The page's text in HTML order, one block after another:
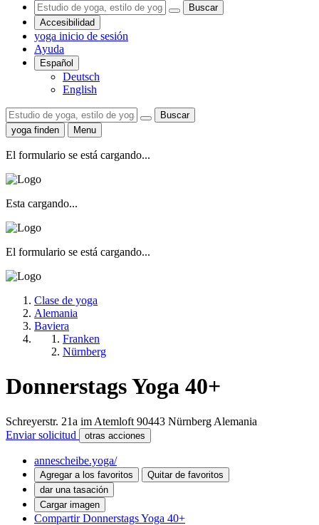
Buscar
Accesibilidad
yoga inicio de sesión
Ayuda
Español
Deutsch
English
Buscar
yoga finden
Menu
El formulario se está cargando...
Esta cargando...
El formulario se está cargando...
Clase de yoga
Alemania
Baviera
Franken
Nürnberg
Donnerstags Yoga 40+
Schreyerstr. 21a im Atemloft 90443 Nürnberg Alemania
Enviar solicitud
otras acciones
annescheibe.yoga/
Agregar a los favoritos
Quitar de favoritos
dar una tasación
Cargar imagen
Compartir Donnerstags Yoga 40+